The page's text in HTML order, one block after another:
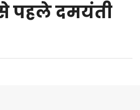
पहले दमयंती